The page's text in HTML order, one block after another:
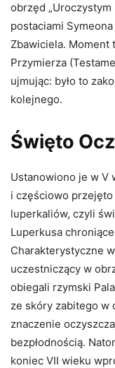
obrzęd
postaciami
Zbawiciela. Moment
Przymierza
ujmując: było to
kolejnego.
Święto
Ustanowiono je w V
i częściowo
luperkaliów, czyli
Luperkusa
Charakterystyczne
uczestniczący w
obiegali rzymski
ze skóry zabitego w
znaczenie
bezpłodnością.
koniec VII wieku